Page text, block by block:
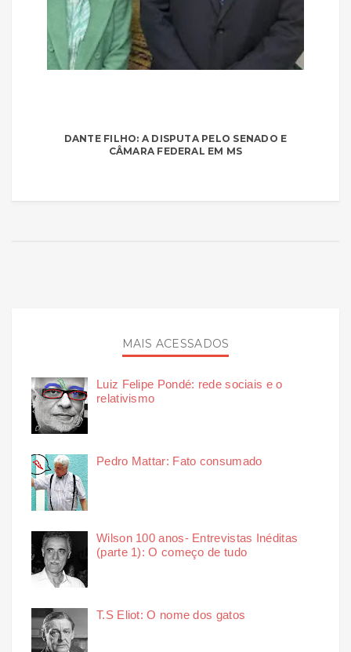
DANTE FILHO: A DISPUTA PELO SENADO E
CÂMARA FEDERAL EM MS
MAIS ACESSADOS
Luiz Felipe Pondé: rede sociais e o
relativismo
Pedro Mattar: Fato consumado
Wilson 100 anos- Entrevistas Inéditas
(parte 1): O começo de tudo
T.S Eliot: O nome dos gatos